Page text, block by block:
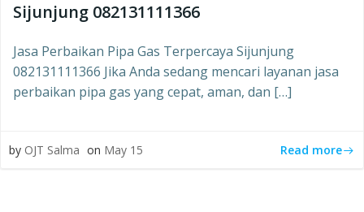
Sijunjung 082131111366
Jasa Perbaikan Pipa Gas Terpercaya Sijunjung
082131111366 Jika Anda sedang mencari layanan jasa
perbaikan pipa gas yang cepat, aman, dan […]
by OJT Salma on May 15 Read more